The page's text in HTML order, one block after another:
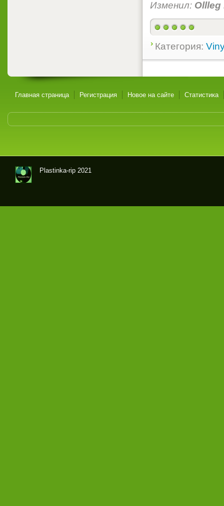
Изменил: Ollleg
Категория:
Главная страница Регистрация Новое на сайте Статистика
овк
Plastinka-rip 2021